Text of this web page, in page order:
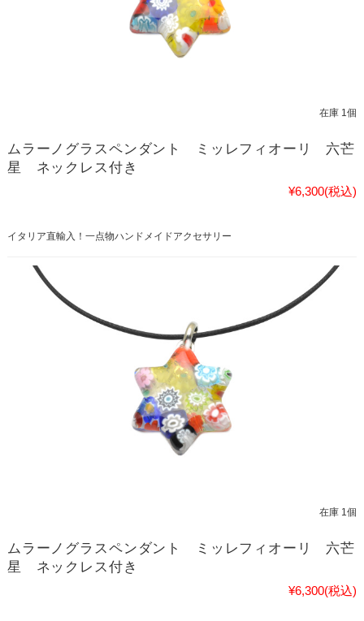
在庫 1個
ムラーノグラスペンダント ミッレフィオーリ 六芒
星 ネックレス付き
¥6,300(税込)
イタリア直輸入！一点物ハンドメイドアクセサリー
在庫 1個
ムラーノグラスペンダント ミッレフィオーリ 六芒
星 ネックレス付き
¥6,300(税込)